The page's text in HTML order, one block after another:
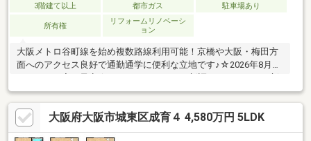
3階建て以上 都市ガス 駐車場あり
所有権
リフォームリノベーシ
ョン
大阪メトロ谷町線を始め複数路線利用可能！京橋や大阪・梅田方
面へのアクセス良好で通勤通学に便利な立地です♪☆2026年8月末
調・洗面化粧台新調・全室、階段、廊下、トイレクロス貼り替え
などなど榎並小学校まで徒歩5分、蒲生中学校まで徒歩11分。周
辺にはスーパーやドラッグストア等有♪リフォームの詳細やご質問
などお気軽にお問い合わせください。
大阪府大阪市城東区成育４ 4,580万円 5LDK